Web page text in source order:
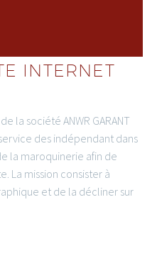
INTERNET
la société ANWR GARANT
des indépendant dans
la maroquinerie afin de
La mission consister à
et de la décliner sur